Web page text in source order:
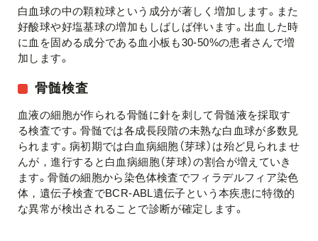
白血球の中の顆粒球という成分が著しく増加します。また
好酸球や好塩基球の増加もしばしば伴います。出血した時
に血を固める成分である血小板も30-50%の患者さんで増
加します。
骨髄検査
血液の細胞が作られる骨髄に針を刺して骨髄液を採取す
る検査です。骨髄では各成長段階の未熟な白血球が多数見
られます。病初期では白血病細胞（芽球）は殆ど見られませ
んが，進行すると白血病細胞（芽球）の割合が増えていき
ます。骨髄の細胞から染色体検査でフィラデルフィア染色
体，遺伝子検査でBCR-ABL遺伝子という本疾患に特徴的
な異常が検出されることで診断が確定します。